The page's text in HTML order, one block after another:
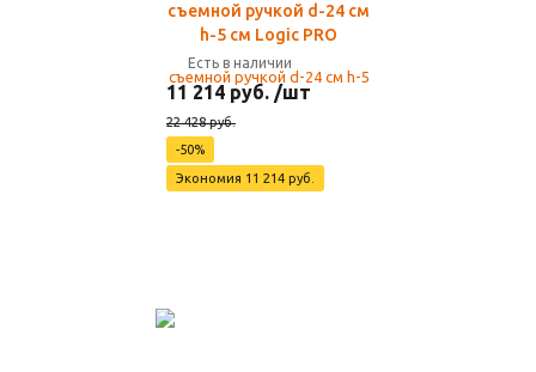
съемной ручкой d-24 см
h-5 см Logic PRO
Есть в наличии
11 214 руб. /шт
22 428 руб.
-50%
Экономия 11 214 руб.